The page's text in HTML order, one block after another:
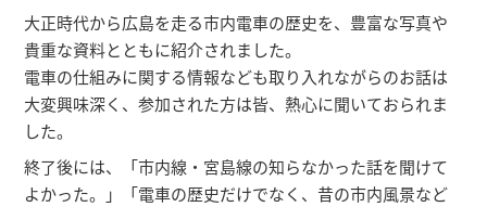
大正時代から広島を走る市内電車の歴史を、豊富な写真や
貴重な資料とともに紹介されました。
電車の仕組みに関する情報なども取り入れながらのお話は
大変興味深く、参加された方は皆、熱心に聞いておられま
した。
終了後には、「市内線・宮島線の知らなかった話を聞けて
よかった。」「電車の歴史だけでなく、昔の市内風景など